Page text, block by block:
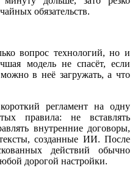
обязательств.
вопрос технологий, но и
модель не спасёт, если
в неё загружать, а что
регламент на одну
правила: не вставлять
внутренние договоры,
созданные ИИ. После
действий обычно
дорогой настройки.